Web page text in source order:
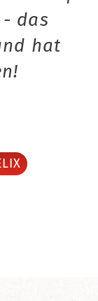
das
hat